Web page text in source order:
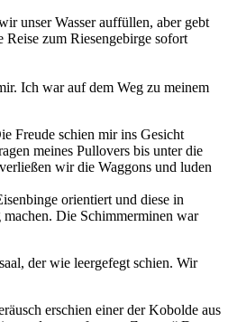
unser Wasser auffüllen, aber gebt
Reise zum Riesengebirge sofort
Ich war auf dem Weg zu meinem
Freude schien mir ins Gesicht
meines Pullovers bis unter die
wir die Waggons und luden
orientiert und diese in
Die Schimmerminen war
der wie leergefegt schien. Wir
erschien einer der Kobolde aus